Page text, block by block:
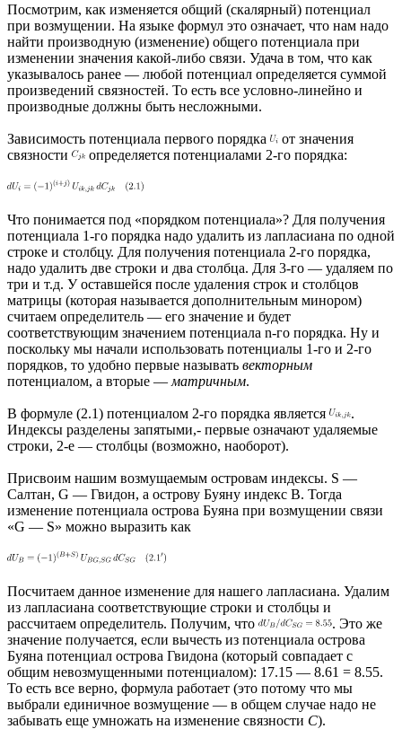
Посмотрим, как изменяется общий (скалярный) потенциал
при возмущении. На языке формул это означает, что нам надо
найти производную (изменение) общего потенциала при
изменении значения какой-либо связи. Удача в том, что как
указывалось ранее — любой потенциал определяется суммой
произведений связностей. То есть все условно-линейно и
производные должны быть несложными.
Зависимость потенциала первого порядка
от значения
связности
определяется потенциалами 2-го порядка:
Что понимается под «порядком потенциала»? Для получения
потенциала 1-го порядка надо удалить из лапласиана по одной
строке и столбцу. Для получения потенциала 2-го порядка,
надо удалить две строки и два столбца. Для 3-го — удаляем по
три и т.д. У оставшейся после удаления строк и столбцов
матрицы (которая называется дополнительным минором)
считаем определитель — его значение и будет
соответствующим значением потенциала n-го порядка. Ну и
поскольку мы начали использовать потенциалы 1-го и 2-го
порядков, то удобно первые называть векторным
потенциалом, а вторые — матричным.
В формуле (2.1) потенциалом 2-го порядка является
.
Индексы разделены запятыми,- первые означают удаляемые
строки, 2-е — столбцы (возможно, наоборот).
Присвоим нашим возмущаемым островам индексы. S —
Салтан, G — Гвидон, а острову Буяну индекс B. Тогда
изменение потенциала острова Буяна при возмущении связи
«G — S» можно выразить как
Посчитаем данное изменение для нашего лапласиана. Удалим
из лапласиана соответствующие строки и столбцы и
рассчитаем определитель. Получим, что
. Это же
значение получается, если вычесть из потенциала острова
Буяна потенциал острова Гвидона (который совпадает с
общим невозмущенными потенциалом): 17.15 — 8.61 = 8.55.
То есть все верно, формула работает (это потому что мы
выбрали единичное возмущение — в общем случае надо не
забывать еще умножать на изменение связности C).